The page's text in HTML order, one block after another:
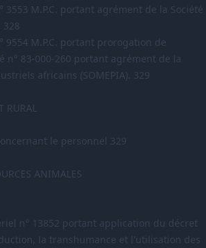
M.P.C. portant agrément de la Société
328
M.P.C. portant prorogation de
83-000-260 portant agrément de la
africains (SOMEPIA). 329
le personnel 329
ANIMALES
n° 13852 portant application du décret
la transhumance et l'utilisation des